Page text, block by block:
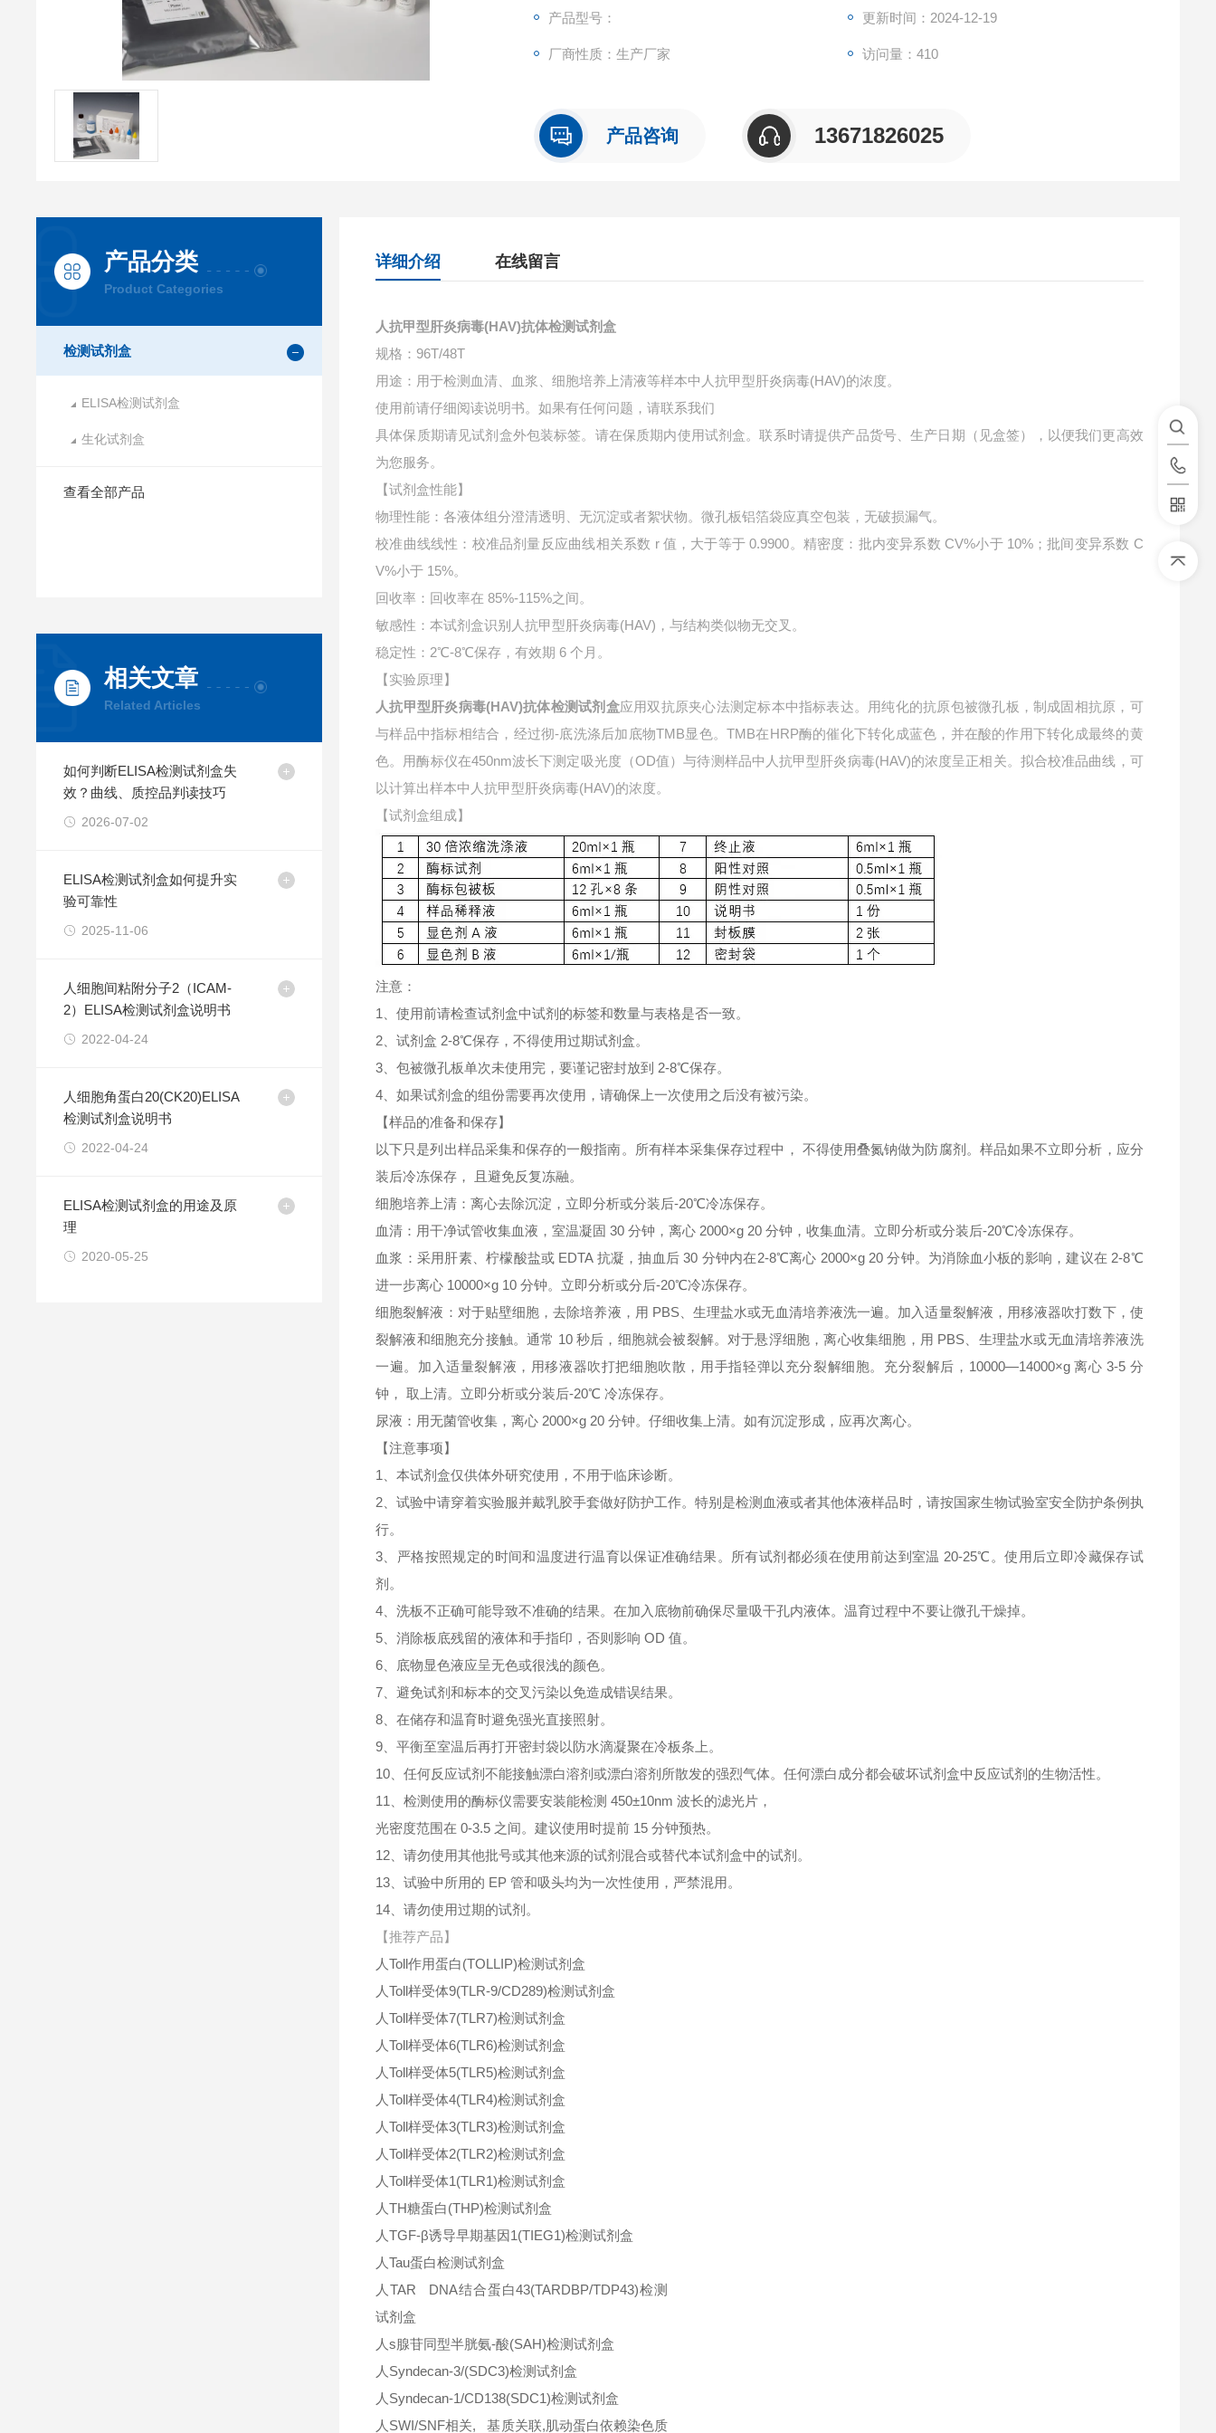
产品型号： 更新时间：2024-12-19
厂商性质：生产厂家 访问量：410
产品咨询 13671826025
产品分类
Product Categories
检测试剂盒
ELISA检测试剂盒
生化试剂盒
查看全部产品
相关文章
Related Articles
如何判断ELISA检测试剂盒失
效？曲线、质控品判读技巧
2026-07-02
ELISA检测试剂盒如何提升实
验可靠性
2025-11-06
人细胞间粘附分子2（ICAM-
2）ELISA检测试剂盒说明书
2022-04-24
人细胞角蛋白20(CK20)ELISA
检测试剂盒说明书
2022-04-24
ELISA检测试剂盒的用途及原
理
2020-05-25
详细介绍 在线留言
人抗甲型肝炎病毒(HAV)抗体检测试剂盒
规格：96T/48T
用途：用于检测血清、血浆、细胞培养上清液等样本中 人抗甲型肝炎病毒(HAV)的浓度。
使用前请仔细阅读说明书。如果有任何问题，请联系我们
具体保质期请见试剂盒外包装标签。请在保质期内使用试剂盒。联系时请提供产品货号、生产日期（见盒签），以便我们更高效
为您服务。
【试剂盒性能】
物理性能：各液体组分澄清透明、无沉淀或者絮状物。微孔板铝箔袋应真空包装，无破损漏气。
校准曲线线性：校准品剂量反应曲线相关系数 r 值，大于等于 0.9900。精密度：批内变异系数 CV%小于 10%；批间变异系数 C
V%小于 15%。
回收率：回收率在 85%-115%之间。
敏感性：本试剂盒识别人抗甲型肝炎病毒(HAV)，与结构类似物无交叉。
稳定性：2℃-8℃保存，有效期 6 个月。
【实验原理】
人抗甲型肝炎病毒(HAV)抗体检测试剂盒应用双抗原夹心法测定标本中指标表达。用纯化的抗原包被微孔板，制成固相抗原，可
与样品中指标相结合，经过彻-底洗涤后加底物TMB显色。TMB在HRP酶的催化下转化成蓝色，并在酸的作用下转化成最终的黄
色。用酶标仪在450nm波长下测定吸光度（OD值）与待测样品中 人抗甲型肝炎病毒(HAV)的浓度呈正相关。拟合校准品曲线，可
以计算出样本中 人抗甲型肝炎病毒(HAV)的浓度。
【试剂盒组成】
注意：
1、使用前请检查试剂盒中试剂的标签和数量与表格是否一致。
2、试剂盒 2-8℃保存，不得使用过期试剂盒。
3、包被微孔板单次未使用完，要谨记密封放到 2-8℃保存。
4、如果试剂盒的组份需要再次使用，请确保上一次使用之后没有被污染。
【样品的准备和保存】
以下只是列出样品采集和保存的一般指南。所有样本采集保存过程中， 不得使用叠氮钠做为防腐剂。样品如果不立即分析，应分
装后冷冻保存， 且避免反复冻融。
细胞培养上清：离心去除沉淀，立即分析或分装后-20℃冷冻保存。
血清：用干净试管收集血液，室温凝固 30 分钟，离心 2000×g 20 分钟，收集血清。立即分析或分装后-20℃冷冻保存。
血浆：采用肝素、柠檬酸盐或 EDTA 抗凝，抽血后 30 分钟内在2-8℃离心 2000×g 20 分钟。为消除血小板的影响，建议在 2-8℃
进一步离心 10000×g 10 分钟。立即分析或分后-20℃冷冻保存。
细胞裂解液：对于贴壁细胞，去除培养液，用 PBS、生理盐水或无血清培养液洗一遍。加入适量裂解液，用移液器吹打数下，使
裂解液和细胞充分接触。通常 10 秒后，细胞就会被裂解。对于悬浮细胞，离心收集细胞，用 PBS、生理盐水或无血清培养液洗
一遍。加入适量裂解液，用移液器吹打把细胞吹散，用手指轻弹以充分裂解细胞。充分裂解后，10000—14000×g 离心 3-5 分
钟， 取上清。立即分析或分装后-20℃ 冷冻保存。
尿液：用无菌管收集，离心 2000×g 20 分钟。仔细收集上清。如有沉淀形成，应再次离心。
【注意事项】
1、本试剂盒仅供体外研究使用，不用于临床诊断。
2、试验中请穿着实验服并戴乳胶手套做好防护工作。特别是检测血液或者其他体液样品时，请按国家生物试验室安全防护条例执
行。
3、严格按照规定的时间和温度进行温育以保证准确结果。所有试剂都必须在使用前达到室温 20-25℃。使用后立即冷藏保存试
剂。
4、洗板不正确可能导致不准确的结果。在加入底物前确保尽量吸干孔内液体。温育过程中不要让微孔干燥掉。
5、消除板底残留的液体和手指印，否则影响 OD 值。
6、底物显色液应呈无色或很浅的颜色。
7、避免试剂和标本的交叉污染以免造成错误结果。
8、在储存和温育时避免强光直接照射。
9、平衡至室温后再打开密封袋以防水滴凝聚在冷板条上。
10、任何反应试剂不能接触漂白溶剂或漂白溶剂所散发的强烈气体。任何漂白成分都会破坏试剂盒中反应试剂的生物活性。
11、检测使用的酶标仪需要安装能检测 450±10nm 波长的滤光片，
光密度范围在 0-3.5 之间。建议使用时提前 15 分钟预热。
12、请勿使用其他批号或其他来源的试剂混合或替代本试剂盒中的试剂。
13、试验中所用的 EP 管和吸头均为一次性使用，严禁混用。
14、请勿使用过期的试剂。
【推荐产品】
人Toll作用蛋白(TOLLIP)检测试剂盒
人Toll样受体9(TLR-9/CD289)检测试剂盒
人Toll样受体7(TLR7)检测试剂盒
人Toll样受体6(TLR6)检测试剂盒
人Toll样受体5(TLR5)检测试剂盒
人Toll样受体4(TLR4)检测试剂盒
人Toll样受体3(TLR3)检测试剂盒
人Toll样受体2(TLR2)检测试剂盒
人Toll样受体1(TLR1)检测试剂盒
人TH糖蛋白(THP)检测试剂盒
人TGF-β诱导早期基因1(TIEG1)检测试剂盒
人Tau蛋白检测试剂盒
人TAR DNA结合蛋白43(TARDBP/TDP43)检测
试剂盒
人s腺苷同型半胱氨-酸(SAH)检测试剂盒
人Syndecan-3/(SDC3)检测试剂盒
人Syndecan-1/CD138(SDC1)检测试剂盒
人SWI/SNF相关, 基质关联,肌动蛋白依赖染色质